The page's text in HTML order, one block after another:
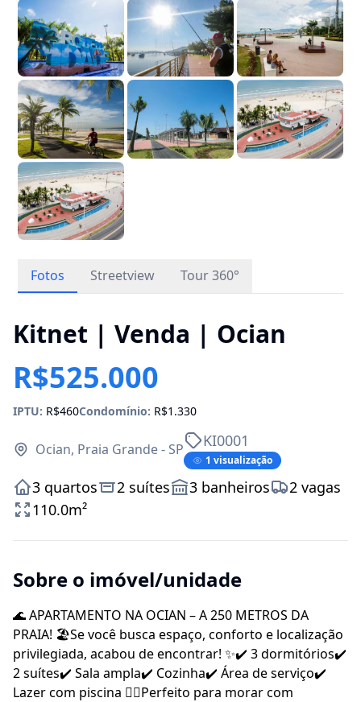
Fotos Streetview Tour 360°
Kitnet | Venda | Ocian
R$525.000
IPTU: R$460Condomínio: R$1.330
Ocian, Praia Grande - SP KI0001
1 visualização
3 quartos 2 suítes 3 banheiros
2 vagas
110.0m²
Sobre o imóvel/unidade
🌊 APARTAMENTO NA OCIAN – A 250 METROS DA
PRAIA! 🏖️Se você busca espaço, conforto e localização
privilegiada, acabou de encontrar! ✨✔️ 3 dormitórios✔️
2 suítes✔️ Sala ampla✔️ Cozinha✔️ Área de serviço✔️
Lazer com piscina 🏊‍♂️Perfeito para morar com